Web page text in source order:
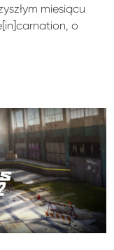
miesiącu
o